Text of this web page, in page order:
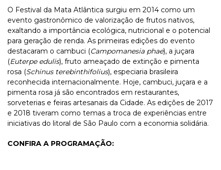
O Festival da Mata Atlântica surgiu em 2014 como um
evento gastronômico de valorização de frutos nativos,
exaltando a importância ecológica, nutricional e o potencial
para geração de renda. As primeiras edições do evento
destacaram o cambuci (Campomanesia phae), a juçara
(Euterpe edulis), fruto ameaçado de extinção e pimenta
rosa (Schinus terebinthifolius), especiaria brasileira
reconhecida internacionalmente. Hoje, cambuci, juçara e a
pimenta rosa já são encontrados em restaurantes,
sorveterias e feiras artesanais da Cidade. As edições de 2017
e 2018 tiveram como temas a troca de experiências entre
iniciativas do litoral de São Paulo com a economia solidária.
CONFIRA A PROGRAMAÇÃO: